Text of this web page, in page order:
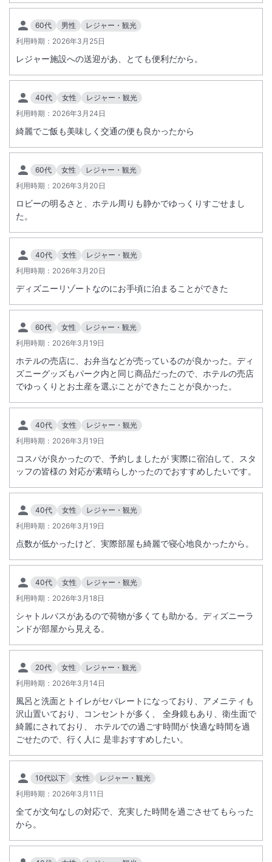
駐車場あり
施設からのお知らせ
●客室情報●
エコノミールームの客室ではお子様の添い寝はできません。
60代 男性
レジャー・観光
利用時期： 2026年3月25日
レジャー施設への送迎があ、とても便利だから。
40代 女性
レジャー・観光
利用時期： 2026年3月24日
綺麗でご飯も美味しく交通の便も良かったから
60代 女性
レジャー・観光
利用時期： 2026年3月20日
ロビーの明るさと、ホテル周りも静かでゆっくりすごせまし
た。
40代 女性
レジャー・観光
利用時期： 2026年3月20日
ディズニーリゾートなのにお手頃に泊まることができた
60代 女性
レジャー・観光
利用時期： 2026年3月19日
ホテルの売店に、お弁当などが売っているのが良かった。ディ
ズニーグッズもパーク内と同じ商品だったので、ホテルの売店
でゆっくりとお土産を選ぶことができたことが良かった。
40代 女性
レジャー・観光
利用時期： 2026年3月19日
コスパが良かったので、予約しましたが 実際に宿泊して、スタ
ッフの皆様の 対応が素晴らしかったのでおすすめしたいです。
40代 女性
レジャー・観光
利用時期： 2026年3月19日
点数が低かったけど、実際部屋も綺麗で寝心地良かったから。
40代 女性
レジャー・観光
利用時期： 2026年3月18日
シャトルバスがあるので荷物が多くても助かる。ディズニーラ
ンドが部屋から見える。
20代 女性
レジャー・観光
利用時期： 2026年3月14日
風呂と洗面とトイレがセパレートになっており、アメニティも
沢山置いており、コンセントが多く、 全身鏡もあり、衛生面で
綺麗にされており、 ホテルでの過ごす時間が 快適な時間を過
ごせたので、行く人に 是非おすすめしたい。
10代以下 女性
レジャー・観光
利用時期： 2026年3月11日
全てが文句なしの対応で、充実した時間を過ごさせてもらった
から。